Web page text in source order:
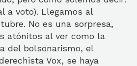
a voto). Llegamos al
No es una sorpresa,
atónitos al ver como la
del bolsonarismo, el
Vox, se haya